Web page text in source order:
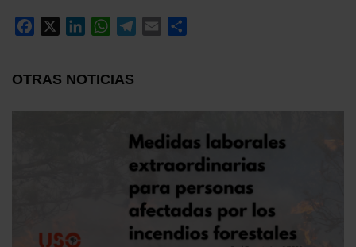
Facebook LinkedInWhatsApp
Telegram
Email
OTRAS NOTICIAS